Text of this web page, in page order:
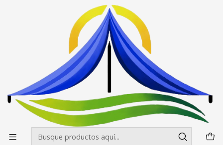
Envíos gratis desde $500.000 en Santiago
Toldos Toldos de Madera de 2.00x2.00
Toldos Feria Madera